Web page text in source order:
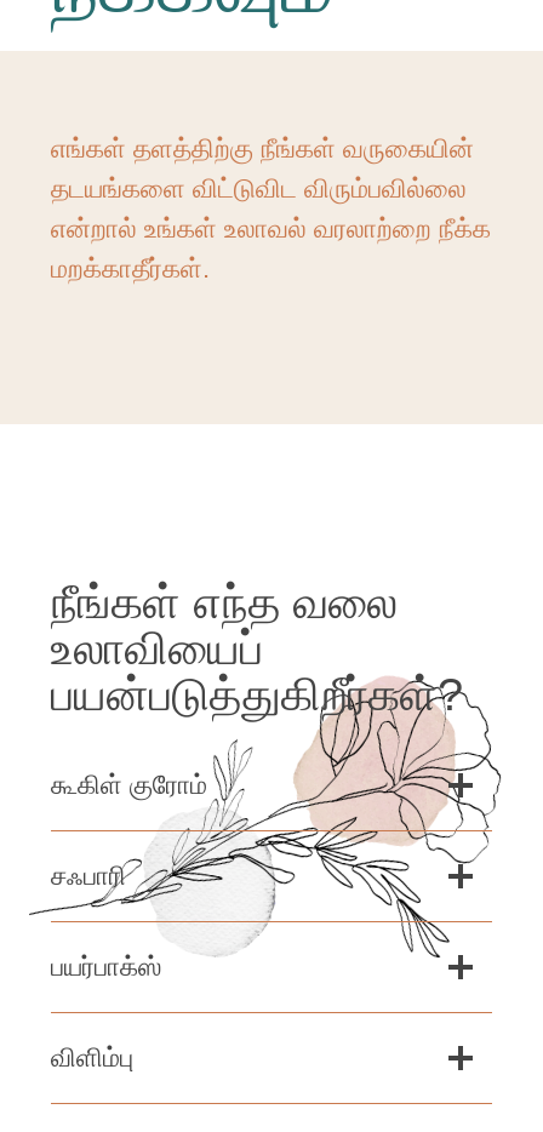
எங்கள் தளத்திற்கு நீங்கள் வருகையின்
தடயங்களை விட்டுவிட விரும்பவில்லை
என்றால் உங்கள் உலாவல் வரலாற்றை நீக்க
மறக்காதீர்கள்.
நீங்கள் எந்த வலை
உலாவியைப்
பயன்படுத்துகிறீர்கள்?
கூகிள் குரோம்
சஃபாரி
பயர்பாக்ஸ்
விளிம்பு